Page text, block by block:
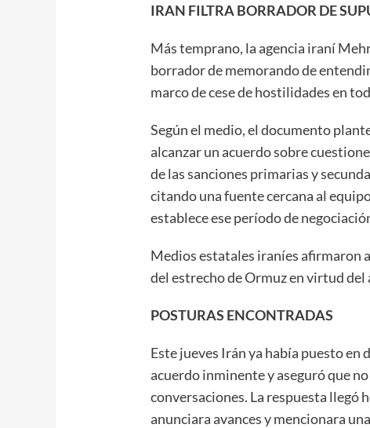
IRAN FILTRA BORRADOR DE
Más temprano, la agencia iraní
borrador de memorando de
marco de cese de hostilidades en
Según el medio, el documento
alcanzar un acuerdo sobre
de las sanciones primarias y
citando una fuente cercana al
establece ese período de
Medios estatales iraníes afirmaron
del estrecho de Ormuz en virtud del
POSTURAS ENCONTRADAS
Este jueves Irán ya había puesto
acuerdo inminente y aseguró que
conversaciones. La respuesta llegó
anunciara avances y mencionara